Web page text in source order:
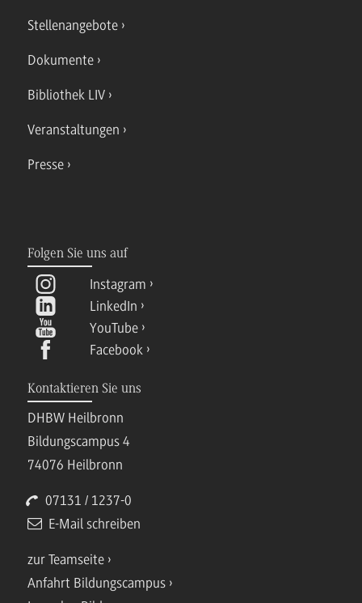
Stellenangebote
Dokumente
Bibliothek LIV
Veranstaltungen
Presse
Folgen Sie uns auf
Instagram
LinkedIn
YouTube
Facebook
Kontaktieren Sie uns
DHBW Heilbronn
Bildungscampus 4
74076 Heilbronn
07131 / 1237-0
E-Mail schreiben
zur Teamseite
Anfahrt Bildungscampus